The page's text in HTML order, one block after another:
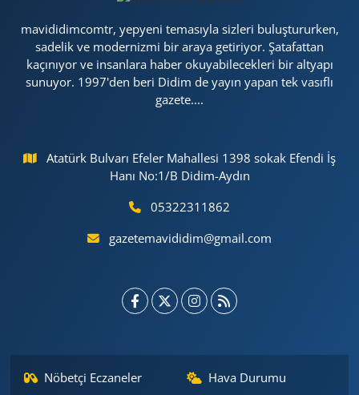
mavididimcomtr, yepyeni temasıyla sizleri buluştururken,
sadelik ve modernizmi bir araya getiriyor. Şatafattan
kaçınıyor ve insanlara haber okuyabilecekleri bir altyapı
sunuyor. 1997'den beri Didim de yayın yapan tek vasıflı
gazete....
Atatürk Bulvarı Efeler Mahallesi 1398 sokak Efendi İş
Hanı No:1/B Didim-Aydın
05322311862
gazetemavididim@gmail.com
Nöbetçi Eczaneler Hava Durumu